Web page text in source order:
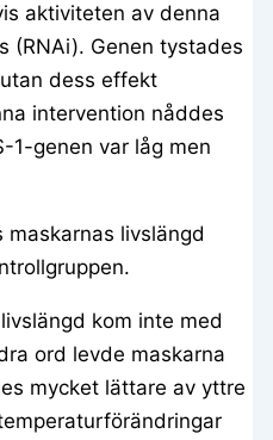
aktiviteten av denna
(RNAi). Genen tystades
dess effekt
intervention nåddes
1-genen var låg men
livslängd
kom inte med
ord levde maskarna
mycket lättare av yttre